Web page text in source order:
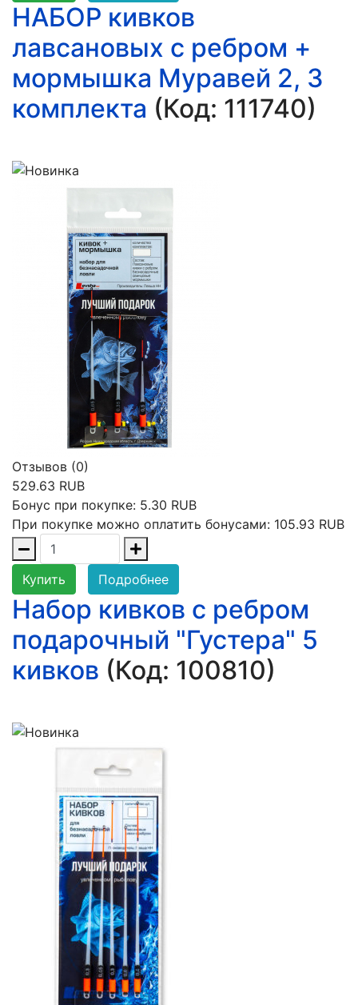
НАБОР кивков
лавсановых с ребром +
мормышка Муравей 2, 3
комплекта (Код: 111740)
Отзывов (0)
529.63 RUB
Бонус при покупке: 5.30 RUB
При покупке можно оплатить бонусами: 105.93 RUB
Купить Подробнее
Набор кивков с ребром
подарочный "Густера" 5
кивков (Код: 100810)